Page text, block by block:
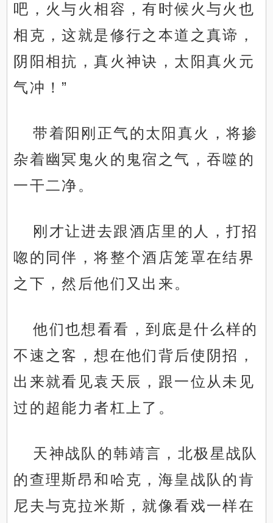
吧，火与火相容，有时候火与火也
相克，这就是修行之本道之真谛，
阴阳相抗，真火神诀，太阳真火元
气冲！”
带着阳刚正气的太阳真火，将掺
杂着幽冥鬼火的鬼宿之气，吞噬的
一干二净。
刚才让进去跟酒店里的人，打招
唿的同伴，将整个酒店笼罩在结界
之下，然后他们又出来。
他们也想看看，到底是什么样的
不速之客，想在他们背后使阴招，
出来就看见袁天辰，跟一位从未见
过的超能力者杠上了。
天神战队的韩靖言，北极星战队
的查理斯昂和哈克，海皇战队的肯
尼夫与克拉米斯，就像看戏一样在